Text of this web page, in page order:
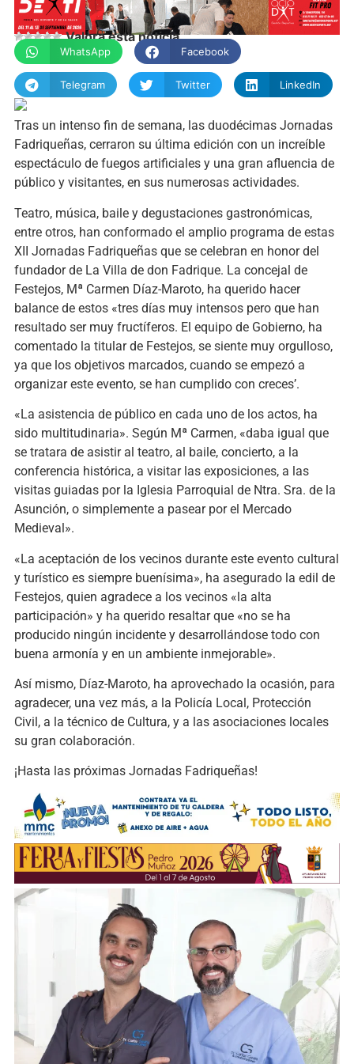
Valora esta noticia
WhatsApp Facebook
Telegram Twitter LinkedIn
Tras un intenso fin de semana, las duodécimas Jornadas
Fadriqueñas, cerraron su última edición con un increíble
espectáculo de fuegos artificiales y una gran afluencia de
público y visitantes, en sus numerosas actividades.
Teatro, música, baile y degustaciones gastronómicas,
entre otros, han conformado el amplio programa de estas
XII Jornadas Fadriqueñas que se celebran en honor del
fundador de La Villa de don Fadrique. La concejal de
Festejos, Mª Carmen Díaz-Maroto, ha querido hacer
balance de estos «tres días muy intensos pero que han
resultado ser muy fructíferos. El equipo de Gobierno, ha
comentado la titular de Festejos, se siente muy orgulloso,
ya que los objetivos marcados, cuando se empezó a
organizar este evento, se han cumplido con creces’.
«La asistencia de público en cada uno de los actos, ha
sido multitudinaria». Según Mª Carmen, «daba igual que
se tratara de asistir al teatro, al baile, concierto, a la
conferencia histórica, a visitar las exposiciones, a las
visitas guiadas por la Iglesia Parroquial de Ntra. Sra. de la
Asunción, o simplemente a pasear por el Mercado
Medieval».
«La aceptación de los vecinos durante este evento cultural
y turístico es siempre buenísima», ha asegurado la edil de
Festejos, quien agradece a los vecinos «la alta
participación» y ha querido resaltar que «no se ha
producido ningún incidente y desarrollándose todo con
buena armonía y en un ambiente inmejorable».
Así mismo, Díaz-Maroto, ha aprovechado la ocasión, para
agradecer, una vez más, a la Policía Local, Protección
Civil, a la técnico de Cultura, y a las asociaciones locales
su gran colaboración.
¡Hasta las próximas Jornadas Fadriqueñas!